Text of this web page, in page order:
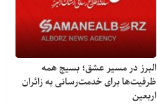
البرز در مسیر عشق؛ بسیج همه
ظرفیت‌ها برای خدمت‌رسانی به زائران
اربعین